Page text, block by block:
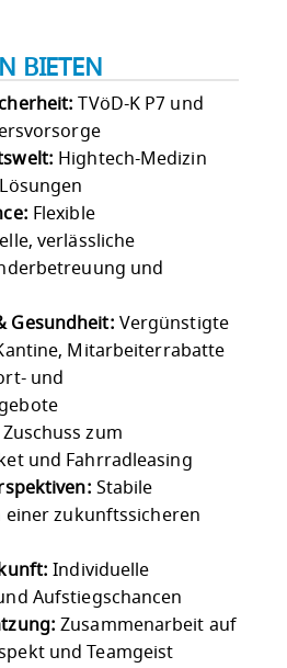
BIETEN
TVöD-K P7 und
Hightech-Medizin
Flexible
verlässliche
und
Gesundheit: Vergünstigte
Mitarbeiterrabatte
und
Zuschuss zum
und Fahrradleasing
Stabile
zukunftssicheren
Individuelle
Aufstiegschancen
Zusammenarbeit auf
und Teamgeist